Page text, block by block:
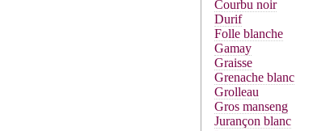
Courbu noir
Durif
Folle blanche
Gamay
Graisse
Grenache blanc
Grolleau
Gros manseng
Jurançon blanc